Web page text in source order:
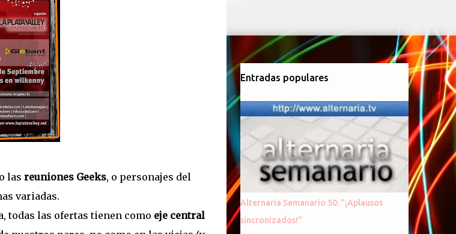
las reuniones Geeks, o personajes del
variadas.
todas las ofertas tienen como eje central
Entradas populares
Alternaria Semanario 50: "¡Aplausos
sincronizados!"